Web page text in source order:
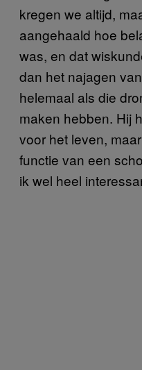
kregen we altijd,
aangehaald hoe
was, en dat
dan het najagen
helemaal als die
maken hebben. Hij
voor het leven,
functie van een
ik wel heel